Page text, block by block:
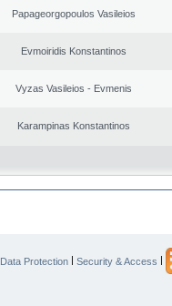
Papageorgopoulos Vasileios
Evmoiridis Konstantinos
Vyzas Vasileios - Evmenis
Karampinas Konstantinos
Data Protection | Security & Access |